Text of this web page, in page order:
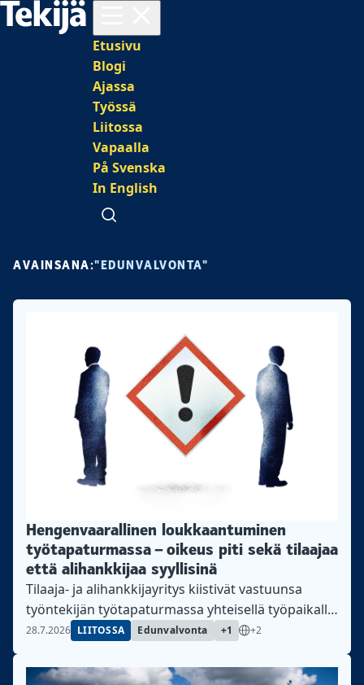
Päävalikko
Etusivu
Blogi
Ajassa
Työssä
Liitossa
Vapaalla
På Svenska
In English
Avaa haku
AVAINSANA:"EDUNVALVONTA"
Hengenvaarallinen loukkaantuminen
työtapaturmassa – oikeus piti sekä tilaajaa
että alihankkijaa syyllisinä
Tilaaja- ja alihankkijayritys kiistivät vastuunsa
työntekijän työtapaturmassa yhteisellä työpaikalla.
Käräjäoikeus tuomitsi molemmille yhteisösakkoa.
28.7.2026 LIITOSSA Edunvalvonta +1 +2